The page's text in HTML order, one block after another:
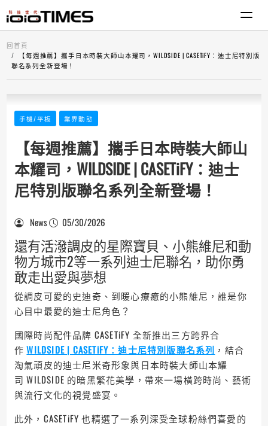
回首頁
【每週推薦】攜手日本時裝大師山本耀司，WILDSIDE | CASETiFY：迪士尼特別版
聯名系列全新登場！
手機/平板 業界動態
【每週推薦】攜手日本時裝大師山
本耀司，WILDSIDE | CASETiFY：迪士
尼特別版聯名系列全新登場！
News 05/30/2026
還有活潑調皮的星際寶貝、小熊維尼和動
物方城市2等一系列迪士尼聯名，助你勇
敢走出愛與夢想
從調皮可愛的史迪奇、到暖心療癒的小熊維尼，誰是你
心目中最愛的迪士尼角色？
國際時尚配件品牌 CASETiFY 全新推出三方跨界合
作WILDSIDE | CASETiFY：迪士尼特別版聯名系列 ，結合
淘氣頑皮的迪士尼米奇形象與日本時裝大師山本耀
司 WILDSIDE 的暗黑繁花美學，帶來一場橫跨時尚、藝術
與流行文化的視覺盛宴。
此外，CASETiFY 也精選了一系列深受全球粉絲們喜愛的